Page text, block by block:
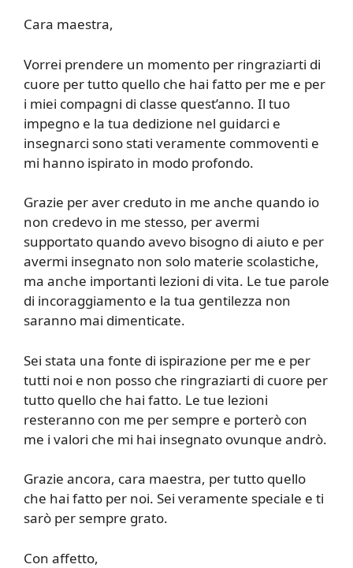
Cara maestra,
Vorrei prendere un momento per ringraziarti di
cuore per tutto quello che hai fatto per me e per
i miei compagni di classe quest’anno. Il tuo
impegno e la tua dedizione nel guidarci e
insegnarci sono stati veramente commoventi e
mi hanno ispirato in modo profondo.
Grazie per aver creduto in me anche quando io
non credevo in me stesso, per avermi
supportato quando avevo bisogno di aiuto e per
avermi insegnato non solo materie scolastiche,
ma anche importanti lezioni di vita. Le tue parole
di incoraggiamento e la tua gentilezza non
saranno mai dimenticate.
Sei stata una fonte di ispirazione per me e per
tutti noi e non posso che ringraziarti di cuore per
tutto quello che hai fatto. Le tue lezioni
resteranno con me per sempre e porterò con
me i valori che mi hai insegnato ovunque andrò.
Grazie ancora, cara maestra, per tutto quello
che hai fatto per noi. Sei veramente speciale e ti
sarò per sempre grato.
Con affetto,